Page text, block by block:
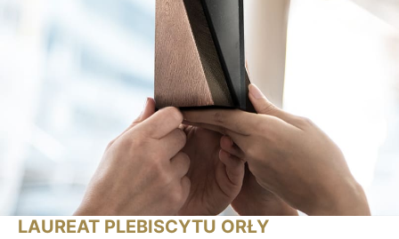
LAUREAT PLEBISCYTU ORŁY